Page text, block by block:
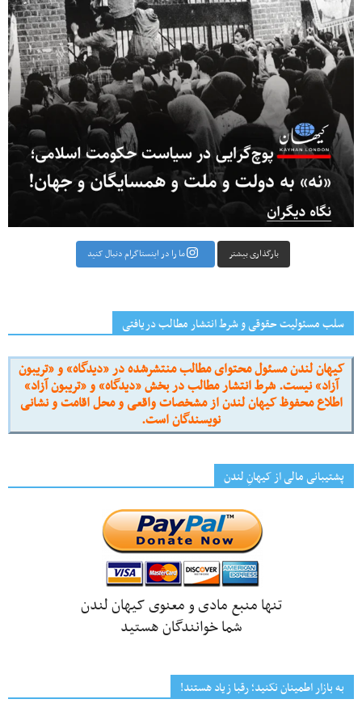
بارگذاری بیشتر ما را در اینستاگرام دنبال کنید
سلب مسئولیت حقوقی و شرط انتشار مطالب دریافتی
کیهان لندن مسئول محتوای مطالب منتشرشده در «دیدگاه» و «تریبون
آزاد» نیست. شرط انتشار مطالب در بخش «دیدگاه» و «تریبون آزاد»
اطلاع محفوظ کیهان لندن از مشخصات واقعی و محل اقامت و نشانی
نویسندگان است.
پشتیبانی مالی از کیهانِ لندن
تنها منبع مادی و معنوی کیهان لندن
شما خوانندگان هستید
به بازار اطمینان نکنید؛ رقبا زیاد هستند!